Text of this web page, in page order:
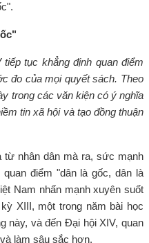
tục khẳng định quan điểm
đo của mọi quyết sách. Theo
trong các văn kiện có ý nghĩa
tin xã hội và tạo đồng thuận
từ nhân dân mà ra, sức mạnh
điểm "dân là gốc, dân là
Nam nhấn mạnh xuyên suốt
XIII, một trong năm bài học
này, và đến Đại hội XIV, quan
làm sâu sắc hơn.